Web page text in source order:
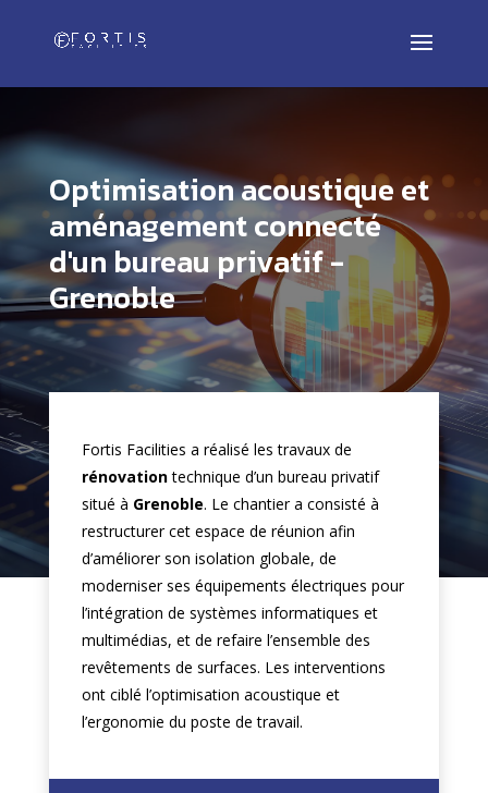
Optimisation acoustique et
aménagement connecté
d'un bureau privatif -
Grenoble
Fortis Facilities a réalisé les travaux de
rénovationtechnique d’un bureau privatif
situé à Grenoble. Le chantier a consisté à
restructurer cet espace de réunion afin
d’améliorer son isolation globale, de
moderniser ses équipements électriques pour
l’intégration de systèmes informatiques et
multimédias, et de refaire l’ensemble des
revêtements de surfaces. Les interventions
ont ciblé l’optimisation acoustique et
l’ergonomie du poste de travail.